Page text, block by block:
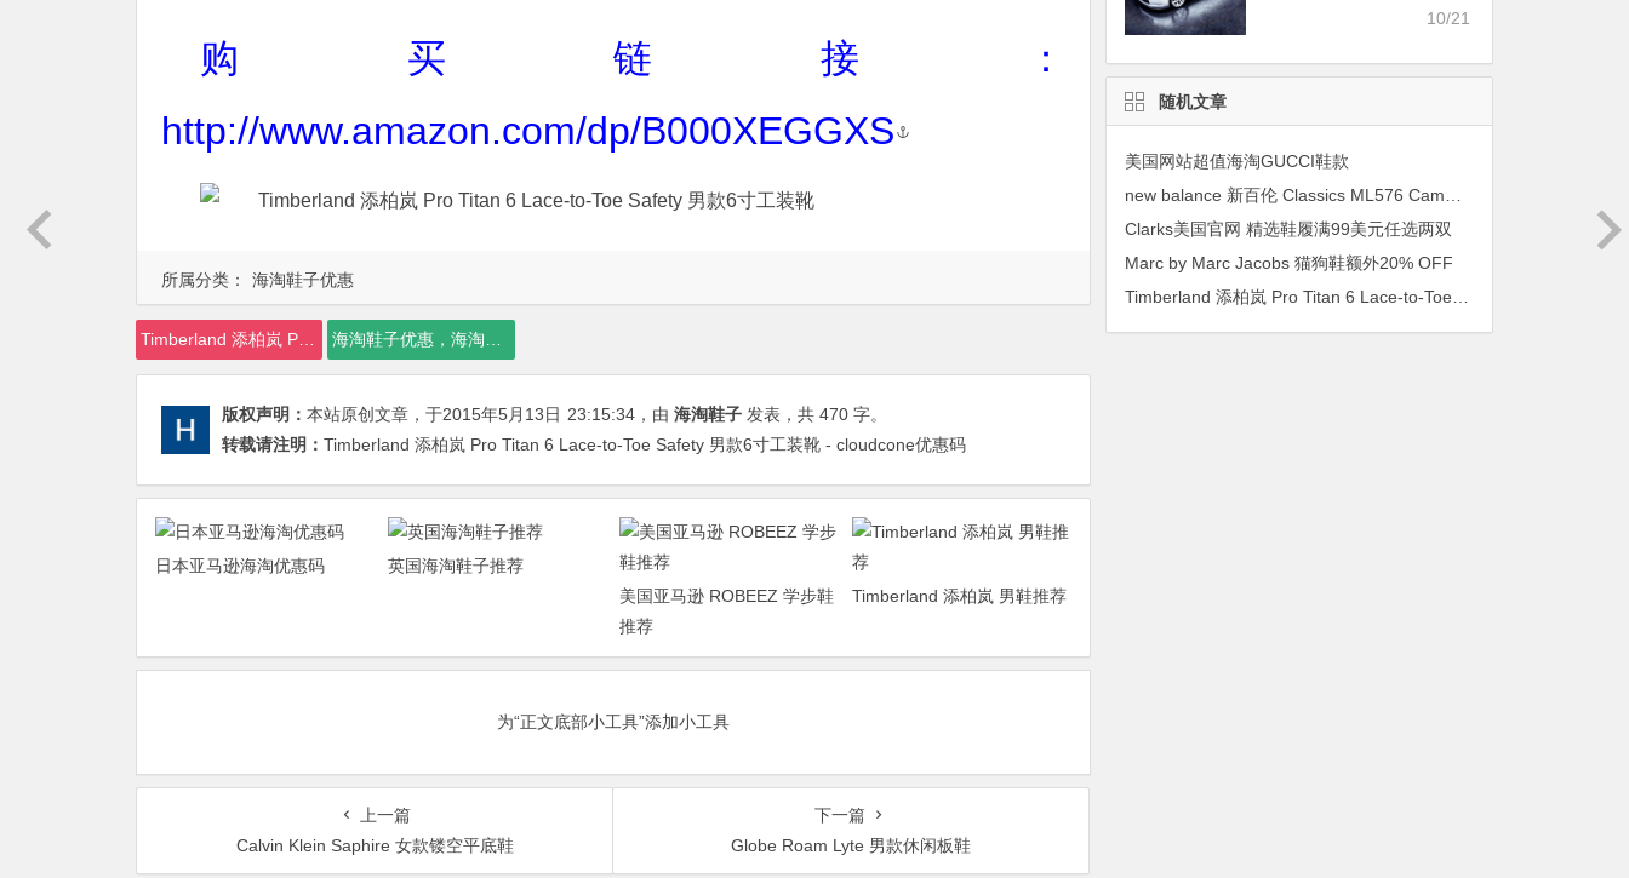
所属分类： 海淘鞋子优惠
购买链接：
http://www.amazon.com/dp/B000XEGGXS
版权声明： 本站原创文章，于2015年5月13日 23:15:34 ，由 海淘鞋子 发表，共 470 字。
转载请注明： Timberland 添柏岚 Pro Titan 6 Lace-to-Toe Safety 男款6寸工装靴 - cloudcone优惠码
日本亚马逊海淘优惠码
英国海淘鞋子推荐
美国亚马逊 ROBEEZ 学步鞋
推荐
Timberland 添柏岚 男鞋推荐
为“正文底部小工具”添加小工具
上一篇
Calvin Klein Saphire 女款镂空平底鞋
下一篇
Globe Roam Lyte 男款休闲板鞋
10/21
随机文章
美国网站超值海淘GUCCI鞋款
Clarks美国官网 精选鞋履满99美元任选两双
Marc by Marc Jacobs 猫狗鞋额外20% OFF